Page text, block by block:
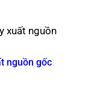
nguồn gốc